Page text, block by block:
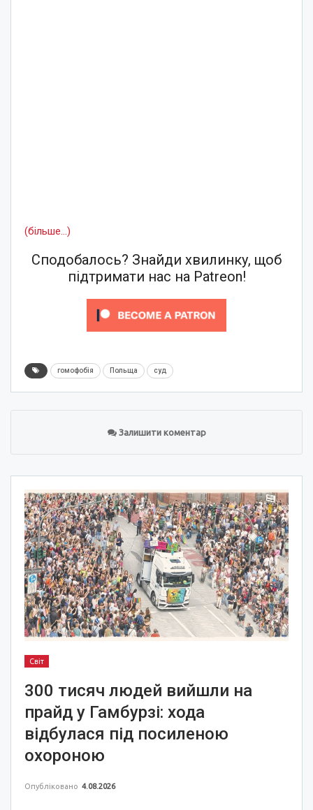
(більше…)
Сподобалось? Знайди хвилинку, щоб
підтримати нас на Patreon!
гомофобія Польща суд
Залишити коментар
Світ
300 тисяч людей вийшли на
прайд у Гамбурзі: хода
відбулася під посиленою
охороною
Опубліковано 4.08.2026